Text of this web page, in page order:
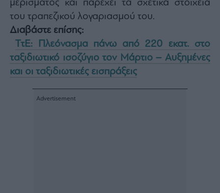
μερίσματος και παρέχει τα σχετικά στοιχεία
του τραπεζικού λογαριασμού του.
Διαβάστε επίσης:
TτE: Πλεόνασμα πάνω από 220 εκατ. στο
ταξιδιωτικό ισοζύγιο τον Μάρτιο – Αυξημένες
και οι ταξιδιωτικές εισπράξεις